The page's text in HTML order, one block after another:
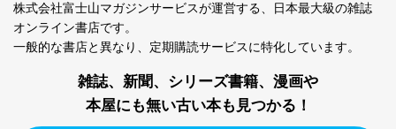
るご案内のため
4
採用応募者の方の
個人情報
採用選考、ご連絡のため
人情報
め
パートナー（提携
企業）からの委託
購入商品配送のため
提携企業及びお客様がご購入され
株式会社富士山マガジンサービスが運営する、
日本最大級の雑誌
オンライン書店です。
一般的な書店と異なり、 定期購読サービスに特化しています。
雑誌、新聞、シリーズ書籍、漫画や
本屋にも無い古い本も見つかる！